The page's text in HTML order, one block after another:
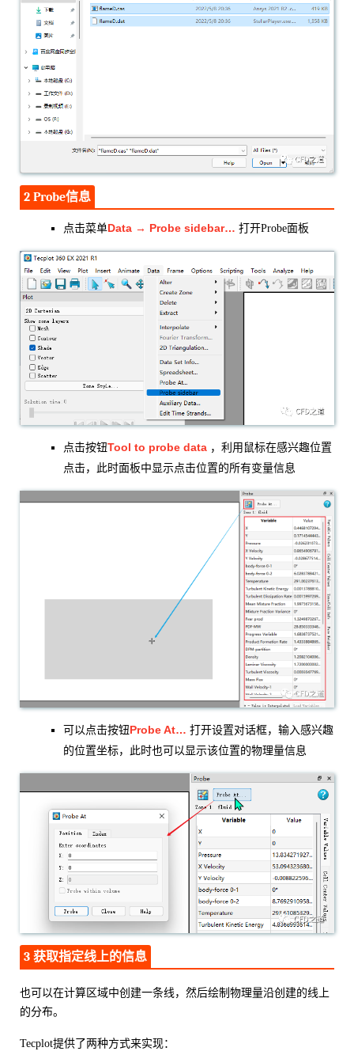
2 Probe信息
点击菜单Data → Probe sidebar… 打开Probe面板
点击按钮Tool to probe data ，利用鼠标在感兴趣位置
点击，此时面板中显示点击位置的所有变量信息
可以点击按钮Probe At… 打开设置对话框，输入感兴趣
的位置坐标，此时也可以显示该位置的物理量信息
3 获取指定线上的信息
也可以在计算区域中创建一条线，然后绘制物理量沿创建的线上
的分布。
Tecplot提供了两种方式来实现：